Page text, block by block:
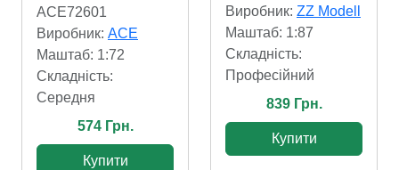
ACE72601
Виробник: ACE
Маштаб: 1:72
Складність:
Cередня
574 Грн.
Купити
Виробник: ZZ Modell
Маштаб: 1:87
Складність:
Професійний
839 Грн.
Купити